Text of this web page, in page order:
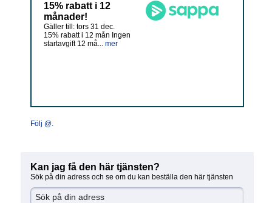
15% rabatt i 12
månader!
Gäller till: tors 31 dec.
15% rabatt i 12 mån Ingen
startavgift 12 må... mer
Följ @.
Kan jag få den här tjänsten?
Sök på din adress och se om du kan beställa den här tjänsten